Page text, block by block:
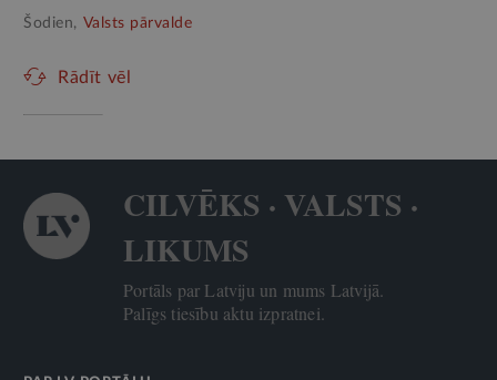
Šodien, Valsts pārvalde
Rādīt vēl
CILVĒKS · VALSTS ·
LIKUMS
Portāls par Latviju un mums Latvijā.
Palīgs tiesību aktu izpratnei.